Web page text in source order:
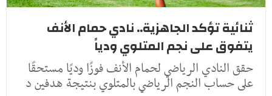
ثنائية تؤكد الجاهزية.. نادي حمام الأنف
يتفوق على نجم المتلوي ودياً
حقق النادي الرياضي لحمام الأنف فوزًا وديًا مستحقًا
على حساب النجم الرياضي بالمتلوي بنتيجة هدفين د